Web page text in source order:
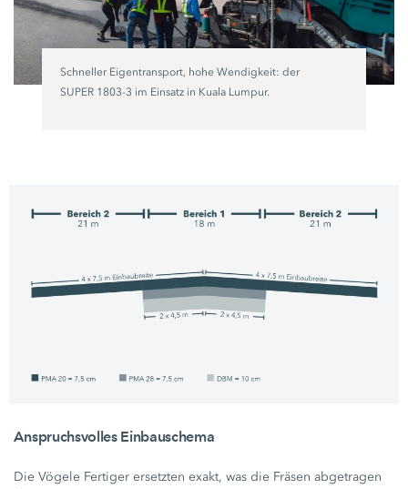
Schneller Eigentransport, hohe Wendigkeit: der
SUPER 1803-3 im Einsatz in Kuala Lumpur.
Anspruchsvolles Einbauschema
Die Vögele Fertiger ersetzten exakt, was die Fräsen abgetragen